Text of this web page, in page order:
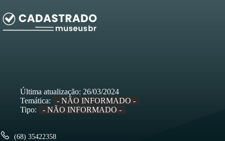
(68) 35422358
Última atualização: 26/03/2024
Temática:
- NÃO INFORMADO -
Tipo:
- NÃO INFORMADO -